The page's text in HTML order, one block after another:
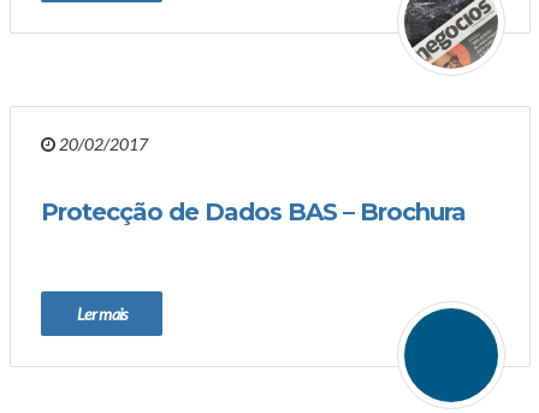
20/02/2017
Protecção de Dados BAS – Brochura
Ler mais